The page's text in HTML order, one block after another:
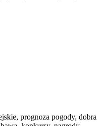
prognoza pogody, dobra